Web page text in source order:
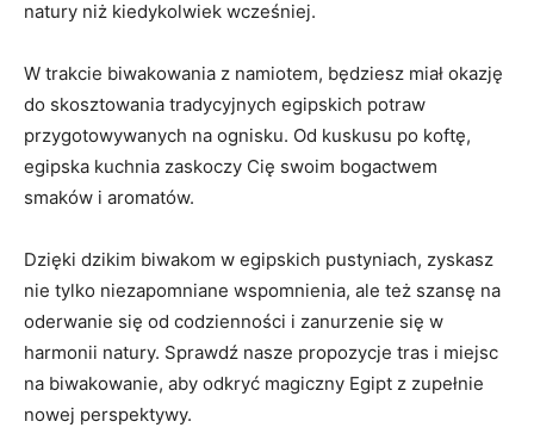
natury niż kiedykolwiek wcześniej.
W trakcie biwakowania z namiotem, będziesz ⁣miał⁢ okazję
do skosztowania tradycyjnych‍ egipskich⁢ potraw
przygotowywanych na ognisku. Od kuskusu po koftę,
egipska kuchnia zaskoczy ⁤Cię‌ swoim bogactwem
smaków ⁢i aromatów.
Dzięki ⁢dzikim biwakom w egipskich pustyniach, zyskasz
nie tylko niezapomniane wspomnienia, ale też szansę ⁢na
oderwanie‍ się ‌od ⁣codzienności i zanurzenie się w
harmonii natury. ‍Sprawdź nasze propozycje⁢ tras i miejsc⁢
na biwakowanie, aby odkryć⁢ magiczny Egipt z zupełnie
nowej⁤ perspektywy.